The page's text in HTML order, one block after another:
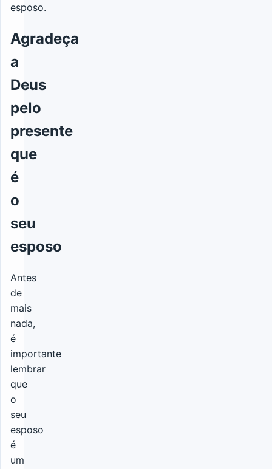
esposo.
Agradeça
a
Deus
pelo
presente
que
é
o
seu
esposo
Antes
de
mais
nada,
é
importante
lembrar
que
o
seu
esposo
é
um